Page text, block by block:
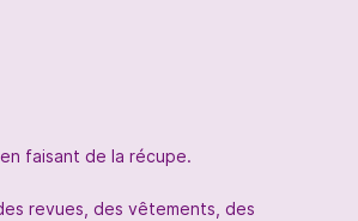
faisant de la récupe.
revues, des vêtements, des